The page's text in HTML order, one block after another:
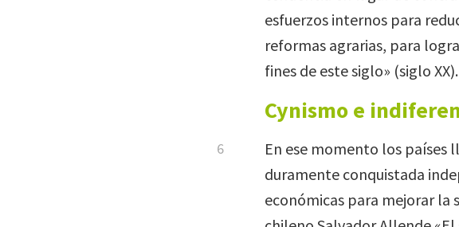
esfuerzos internos para
reformas agrarias, para
fines de este siglo» (siglo XX).
Cynismo e
En ese momento los países
duramente conquistada
económicas para mejorar la